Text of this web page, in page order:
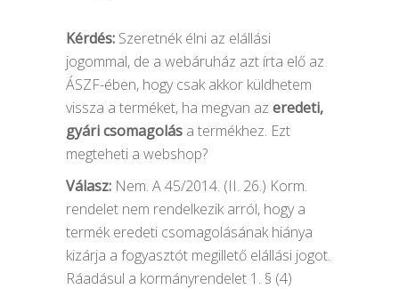
Kérdés: Szeretnék élni az elállási
jogommal, de a webáruház azt írta elő az
ÁSZF-ében, hogy csak akkor küldhetem
vissza a terméket, ha megvan az eredeti,
gyári csomagolás a termékhez. Ezt
megteheti a webshop?
Válasz: Nem. A 45/2014. (II. 26.) Korm.
rendelet nem rendelkezik arról, hogy a
termék eredeti csomagolásának hiánya
kizárja a fogyasztót megillető elállási jogot.
Ráadásul a kormányrendelet 1. § (4)